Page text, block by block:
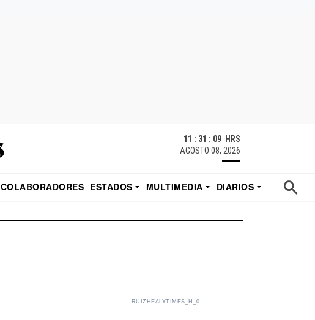
11 : 31 : 09 HRS
AGOSTO 08, 2026
COLABORADORES ESTADOS MULTIMEDIA
DIARIOS
RUIZHEALYTIMES_H_0